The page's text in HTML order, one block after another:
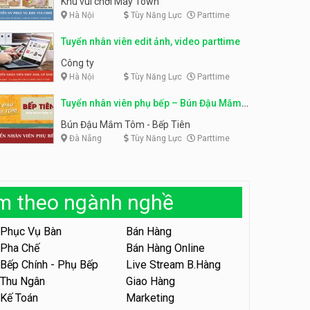
bàn parttime
Tuyển nhân viên tư vấn bán
Shop mỹ phẩm
Tuyển nhân viên bán hàng,
KIBO KIDS
Tuyển nhân viên edit ảnh,
Tuyển nhân viên tiếp thực,
phục vụ bàn
Nhà hàng Phủi Quán
Tuyển nhân viên phục vụ ca
tối – quán kem dừa
Quán kem dừa
Hà Nội Tùy Năng Lực Parttime
Tuyển nhân viên edit ảnh, video parttime
Công ty
Hà Nội Tùy Năng Lực Parttime
Tuyển nhân viên phụ bếp – Bún Đậu Mắm
Tôm – Bếp Tiên
Bún Đậu Mắm Tôm - Bếp Tiên
Đà Nẵng Tùy Năng Lực Parttime
theo ngành nghề
Phục Vụ Bàn
Bán Hàng
Pha Chế
Bán Hàng Online
Bếp Chính - Phụ Bếp
Live Stream B.Hàng
Thu Ngân
Giao Hàng
Kế Toán
Marketing